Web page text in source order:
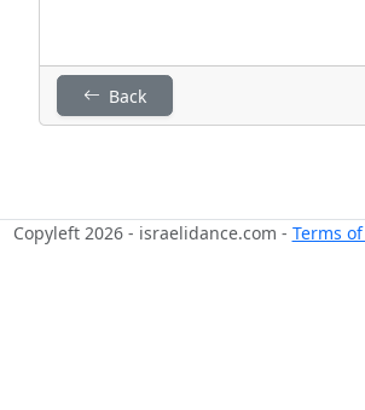
Back
Copyleft 2026 - israelidance.com - Terms